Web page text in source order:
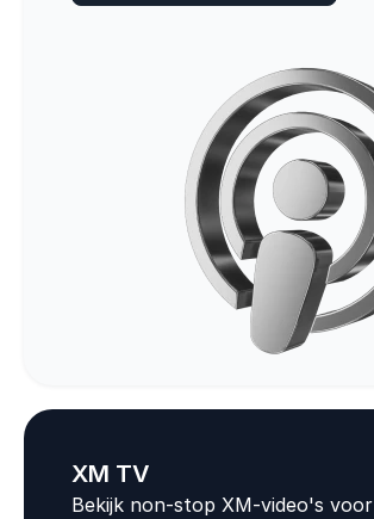
XM TV
Bekijk non-stop XM-video's voor